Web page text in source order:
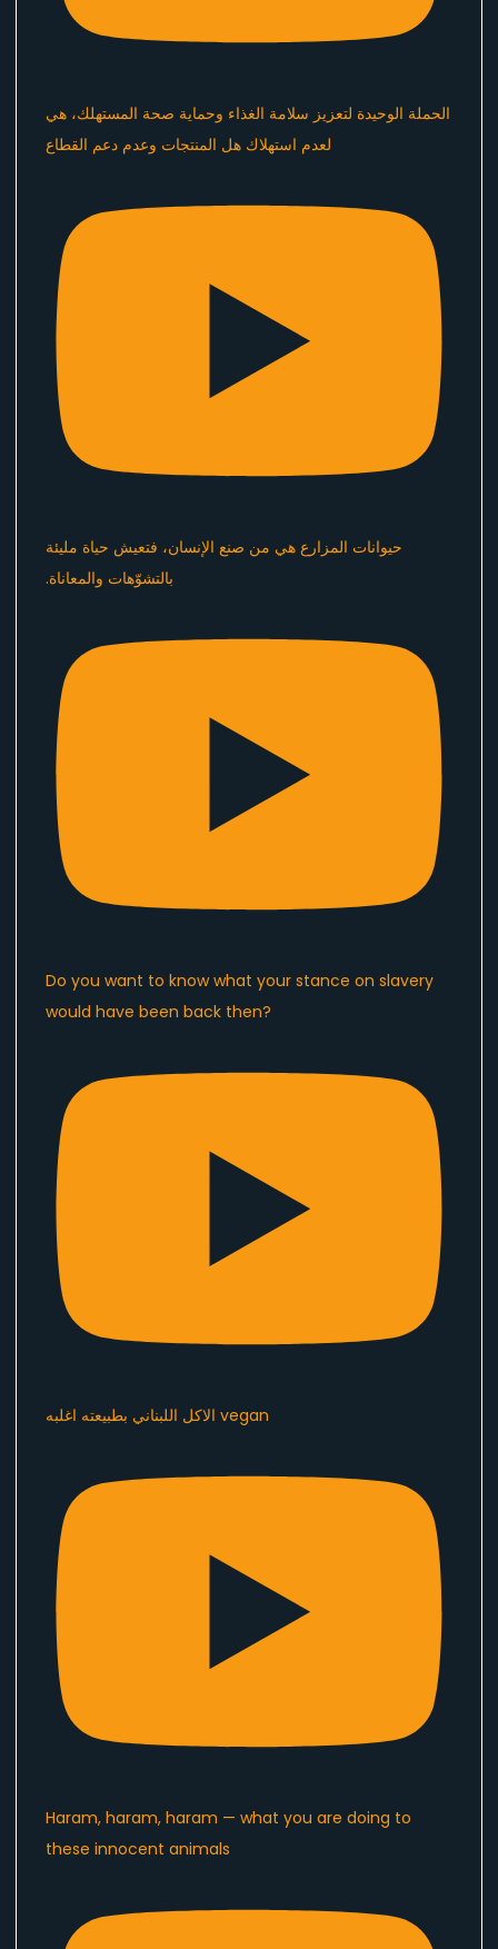
الحملة الوحيدة لتعزيز سلامة الغذاء وحماية صحة المستهلك، هي
لعدم استهلاك هل المنتجات وعدم دعم القطاع
Do you want to know what your stance on slavery
would have been back then?
الاكل اللبناني بطبيعته اغلبه vegan
Haram, haram, haram — what you are doing to
these innocent animals